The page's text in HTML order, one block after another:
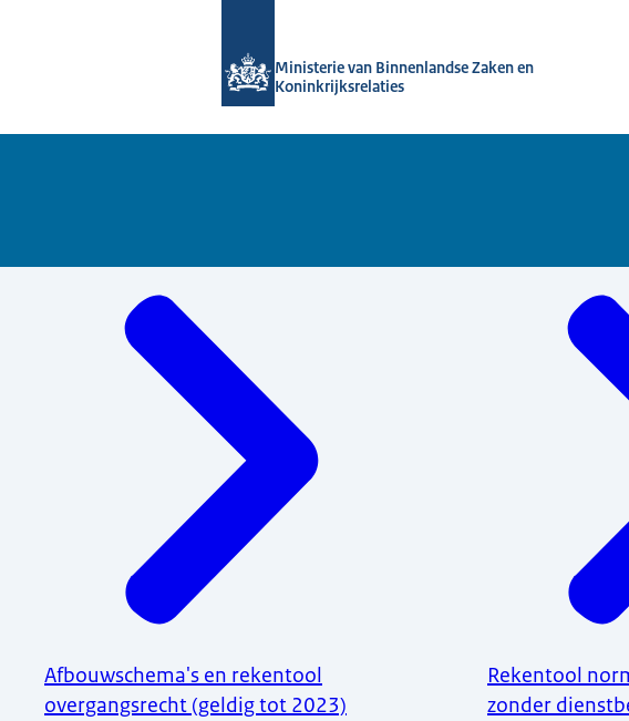
Ministerie van Binnenlandse Zaken en
Koninkrijksrelaties
Afbouwschema's en rekentool
overgangsrecht (geldig tot 2023)
Rekentool
zonder